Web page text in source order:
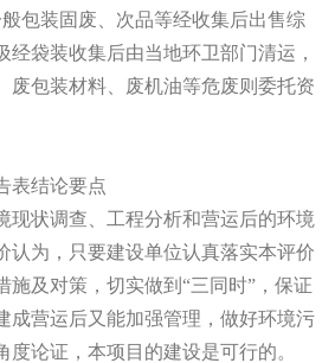
包装固废、次品等经收集后出售综
经袋装收集后由当地环卫部门清运，
废包装材料、废机油等危废则委托资
表结论要点
现状调查、工程分析和营运后的环境
认为，只要建设单位认真落实本评价
施及对策，切实做到“三同时”，保证
成营运后又能加强管理，做好环境污
度论证，本项目的建设是可行的。